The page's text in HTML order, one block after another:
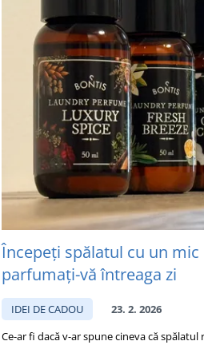
Începeți spălatul cu un
parfumați-vă întreaga zi
IDEI DE CADOU
23. 2. 2026
Ce-ar fi dacă v-ar spune cineva că